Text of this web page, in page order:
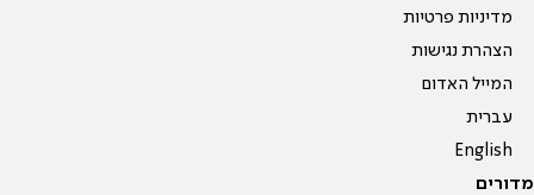
מדיניות פרטיות
הצהרת נגישות
המייל האדום
עברית
English
מדורים